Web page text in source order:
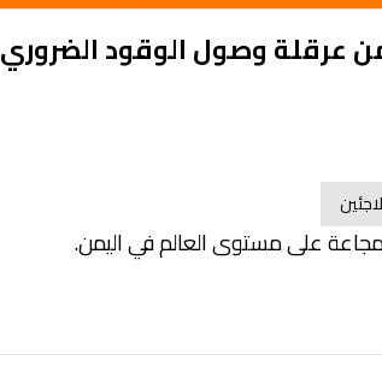
عرقلة وصول الوقود الضروري
على مستوى العالم في اليمن.